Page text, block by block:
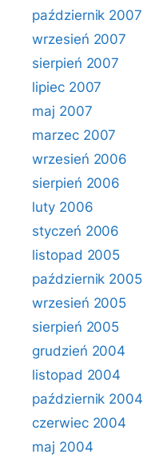
październik 2007
wrzesień 2007
sierpień 2007
lipiec 2007
maj 2007
marzec 2007
wrzesień 2006
sierpień 2006
luty 2006
styczeń 2006
listopad 2005
październik 2005
wrzesień 2005
sierpień 2005
grudzień 2004
listopad 2004
październik 2004
czerwiec 2004
maj 2004